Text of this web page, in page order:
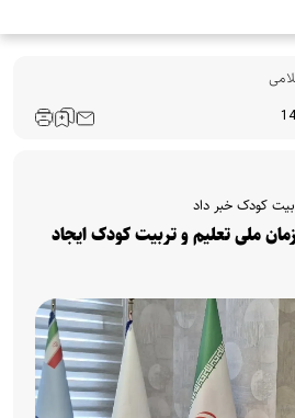
کودک خبر داد
ملی تعلیم و تربیت کودک ایجاد